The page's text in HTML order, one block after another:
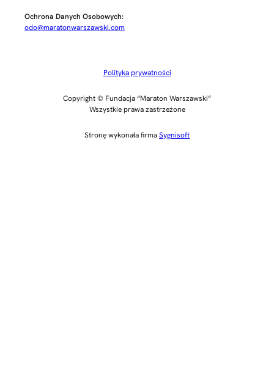
Ochrona Danych Osobowych:
odo@maratonwarszawski.com
Polityka prywatności
Copyright © Fundacja “Maraton Warszawski”
Wszystkie prawa zastrzeżone
Stronę wykonała firmaSygnisoft